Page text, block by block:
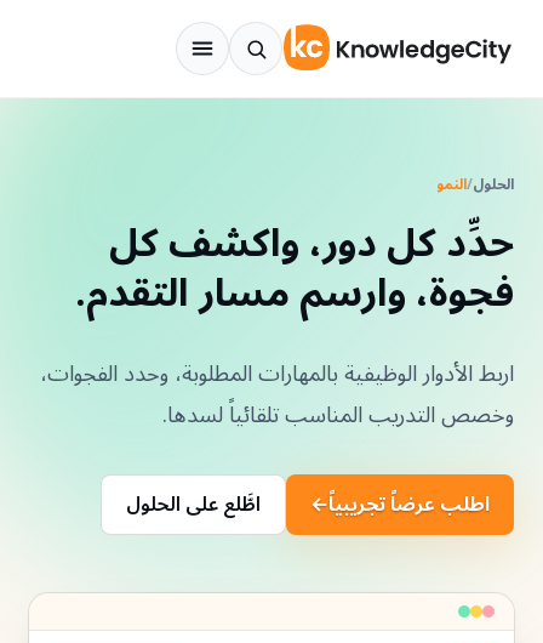
الحلول/النمو
حدِّد كل دور، واكشف كل
فجوة، وارسم مسار التقدم.
اربط الأدوار الوظيفية بالمهارات المطلوبة، وحدد الفجوات،
وخصص التدريب المناسب تلقائياً لسدها.
اطلب عرضاً تجريبياً← اطَّلع على الحلول